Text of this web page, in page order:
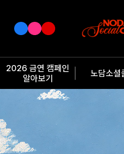
2026 금연 캠페인
알아보기
노담소셜